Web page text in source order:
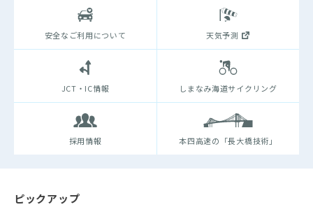
安全なご利用について 天気予測
JCT・IC情報 しまなみ海道サイクリング
採用情報 本四高速の「長大橋技術」
ピックアップ